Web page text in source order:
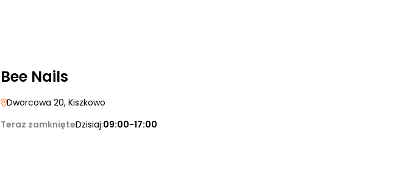
Bee Nails
Dworcowa 20, Kiszkowo
Teraz zamknięteDzisiaj:09:00-17:00